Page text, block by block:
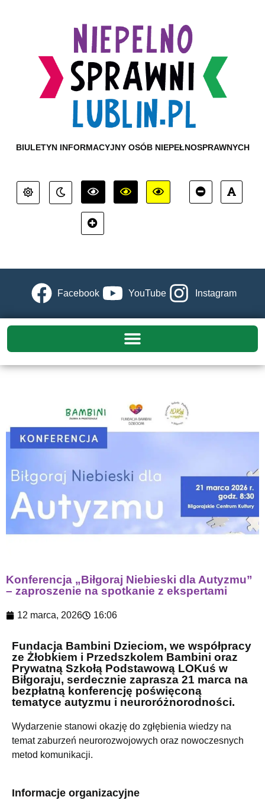
BIULETYN INFORMACYJNY OSÓB NIEPEŁNOSPRAWNYCH
Facebook YouTube Instagram
Konferencja „Biłgoraj Niebieski dla Autyzmu”
– zaproszenie na spotkanie z ekspertami
12 marca, 2026 16:06
Fundacja Bambini Dzieciom, we współpracy
ze Żłobkiem i Przedszkolem Bambini oraz
Prywatną Szkołą Podstawową LOKuś w
Biłgoraju, serdecznie zaprasza 21 marca na
bezpłatną konferencję poświęconą
tematyce autyzmu i neuroróżnorodności.
Wydarzenie stanowi okazję do zgłębienia wiedzy na
temat zaburzeń neurorozwojowych oraz nowoczesnych
metod komunikacji.
Informacje organizacyjne